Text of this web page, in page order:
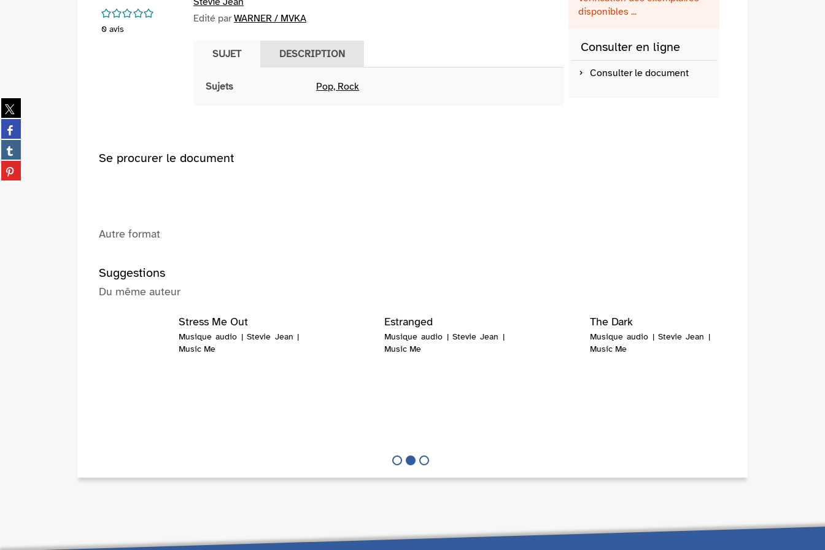
Partager
sur
twitter
(Nouvelle
fenêtre)
Partager
sur
facebook
(Nouvelle
fenêtre)
Partager
sur
tumblr
Partager
sur
/5
0 avis
Edité parWARNER / MVKA
SUJET DESCRIPTION
Sujets Pop, Rock
disponibles ...
Consulter en ligne
Consulter le document
Se procurer le document
Autre format
Suggestions
Du même auteur
Estranged
Musique audio | Stevie Jean |
Music Me
The Dark
Musique audio | Stevie Jean |
Music Me
Stress Me Out
Musique audio | Stevie Jean |
Music Me